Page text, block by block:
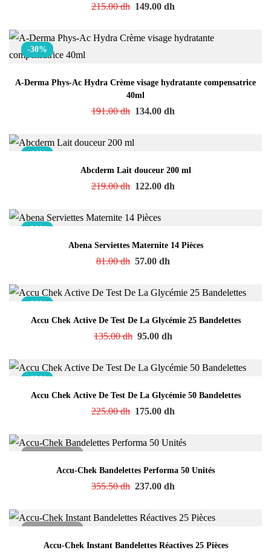
215.00dh 149.00 dh
-30%
A-Derma Phys-Ac Hydra Crème visage hydratante compensatrice
40ml
191.00dh 134.00 dh
-44%
Abcderm Lait douceur 200 ml
219.00dh 122.00 dh
-30%
Abena Serviettes Maternite 14 Pièces
81.00dh 57.00 dh
-30%
Accu Chek Active De Test De La Glycémie 25 Bandelettes
135.00dh 95.00 dh
-22%
Accu Chek Active De Test De La Glycémie 50 Bandelettes
225.00dh 175.00 dh
Accu-Chek Bandelettes Performa 50 Unités
355.50dh 237.00 dh
Accu-Chek Instant Bandelettes Réactives 25 Pièces